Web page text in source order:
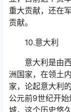
重大贡献，还在
贡献。
10.意大利
意大利是由西
洲国家，在领土
家，论起意大利
公元前9世纪开